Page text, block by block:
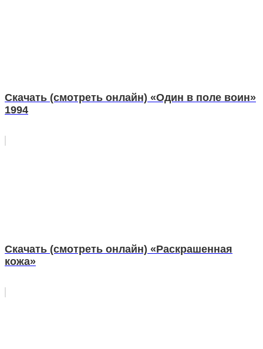
Скачать (смотреть онлайн) «Один в поле воин»
1994
Скачать (смотреть онлайн) «Раскрашенная
кожа»